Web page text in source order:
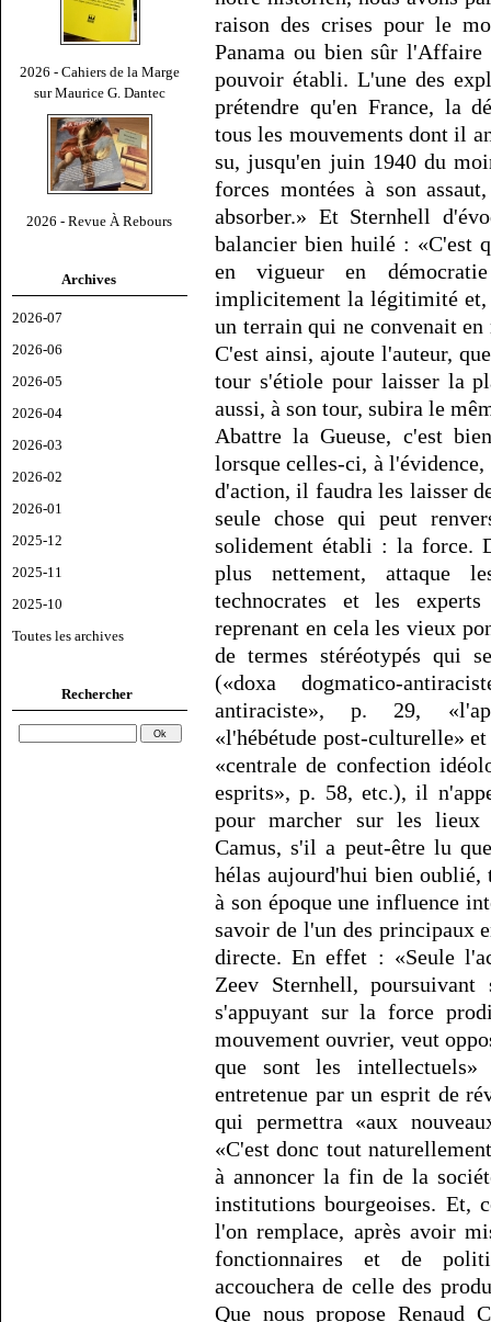
2026 - Cahiers de la Marge
sur Maurice G. Dantec
2026 - Revue À Rebours
Archives
2026-07
2026-06
2026-05
2026-04
2026-03
2026-02
2026-01
2025-12
2025-11
2025-10
Toutes les archives
Rechercher
raison des crises pour le
Panama ou bien sûr
pouvoir établi. L'une des
prétendre qu'en France, la
tous les mouvements dont il
su, jusqu'en juin 1940 du
forces montées à son
absorber.» Et Sternhell
balancier bien huilé : «C'est
en vigueur en
implicitement la légitimité et,
un terrain qui ne convenait
C'est ainsi, ajoute l'auteur,
tour s'étiole pour laisser la
aussi, à son tour, subira le
Abattre la Gueuse, c'est
lorsque celles-ci, à
d'action, il faudra les laisser
seule chose qui peut
solidement établi : la force.
plus nettement, attaque
technocrates et les
reprenant en cela les vieux
de termes stéréotypés qui
(«doxa dogmatico-
antiraciste», p. 29,
«l'hébétude post-culturelle»
«centrale de confection
esprits», p. 58, etc.), il
pour marcher sur les lieux
Camus, s'il a peut-être lu
hélas aujourd'hui bien oublié,
à son époque une influence
savoir de l'un des principaux
directe. En effet : «Seule
Zeev Sternhell,
s'appuyant sur la force
mouvement ouvrier, veut
que sont les
entretenue par un esprit de
qui permettra «aux
«C'est donc tout
à annoncer la fin de la
institutions bourgeoises. Et,
l'on remplace, après avoir
fonctionnaires et de
accouchera de celle des
Que nous propose Renaud